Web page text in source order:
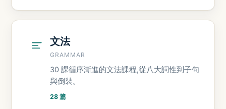
文法
GRAMMAR
30 課循序漸進的文法課程,從八大詞性到子句
與倒裝。
28 篇